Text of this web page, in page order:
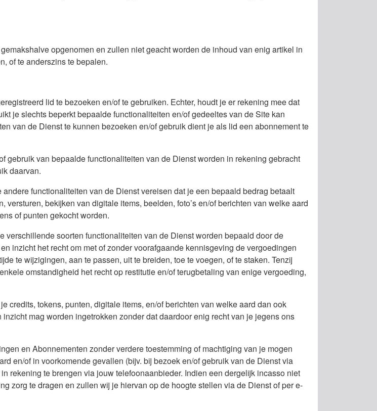
opgenomen en zullen niet geacht worden de inhoud van enig artikel in
of te anderszins te bepalen.
lid te bezoeken en/of te gebruiken. Echter, houdt je er rekening mee dat
je slechts beperkt bepaalde functionaliteiten en/of gedeeltes van de Site kan
van de Dienst te kunnen bezoeken en/of gebruik dient je als lid een abonnement te
gebruik van bepaalde functionaliteiten van de Dienst worden in rekening gebracht
daarvan.
functionaliteiten van de Dienst vereisen dat je een bepaald bedrag betaalt
bekijken van digitale items, beelden, foto’s en/of berichten van welke aard
of punten gekocht worden.
soorten functionaliteiten van de Dienst worden bepaald door de
inzicht het recht om met of zonder voorafgaande kennisgeving de vergoedingen
te wijzigingen, aan te passen, uit te breiden, toe te voegen, of te staken. Tenzij
omstandigheid het recht op restitutie en/of terugbetaling van enige vergoeding,
credits, tokens, punten, digitale items, en/of berichten van welke aard dan ook
mag worden ingetrokken zonder dat daardoor enig recht van je jegens ons
en Abonnementen zonder verdere toestemming of machtiging van je mogen
en/of in voorkomende gevallen (bijv. bij bezoek en/of gebruik van de Dienst via
rekening te brengen via jouw telefoonaanbieder. Indien een dergelijk incasso niet
zorg te dragen en zullen wij je hiervan op de hoogte stellen via de Dienst of per e-